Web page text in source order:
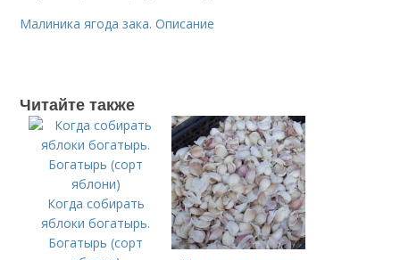
Малиника ягода зака. Описание
Читайте также
Когда собирать
яблоки богатырь.
Богатырь (сорт